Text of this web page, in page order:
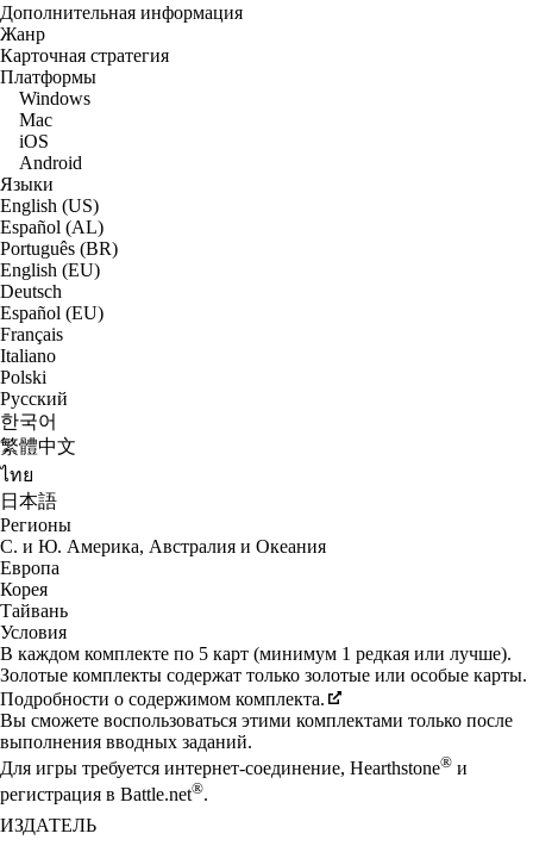
Дополнительная информация
Жанр
Карточная стратегия
Платформы
Windows
Mac
iOS
Android
Языки
English (US)
Español (AL)
Português (BR)
English (EU)
Deutsch
Español (EU)
Français
Italiano
Polski
Русский
한국어
繁體中文
ไทย
日本語
Регионы
С. и Ю. Америка, Австралия и Океания
Европа
Корея
Тайвань
Условия
В каждом комплекте по 5 карт (минимум 1 редкая или лучше).
Золотые комплекты содержат только золотые или особые карты.
Подробности о содержимом комплекта.
Вы сможете воспользоваться этими комплектами только после
выполнения вводных заданий.
Для игры требуется интернет-соединение, Hearthstone® и
регистрация в Battle.net®.
ИЗДАТЕЛЬ